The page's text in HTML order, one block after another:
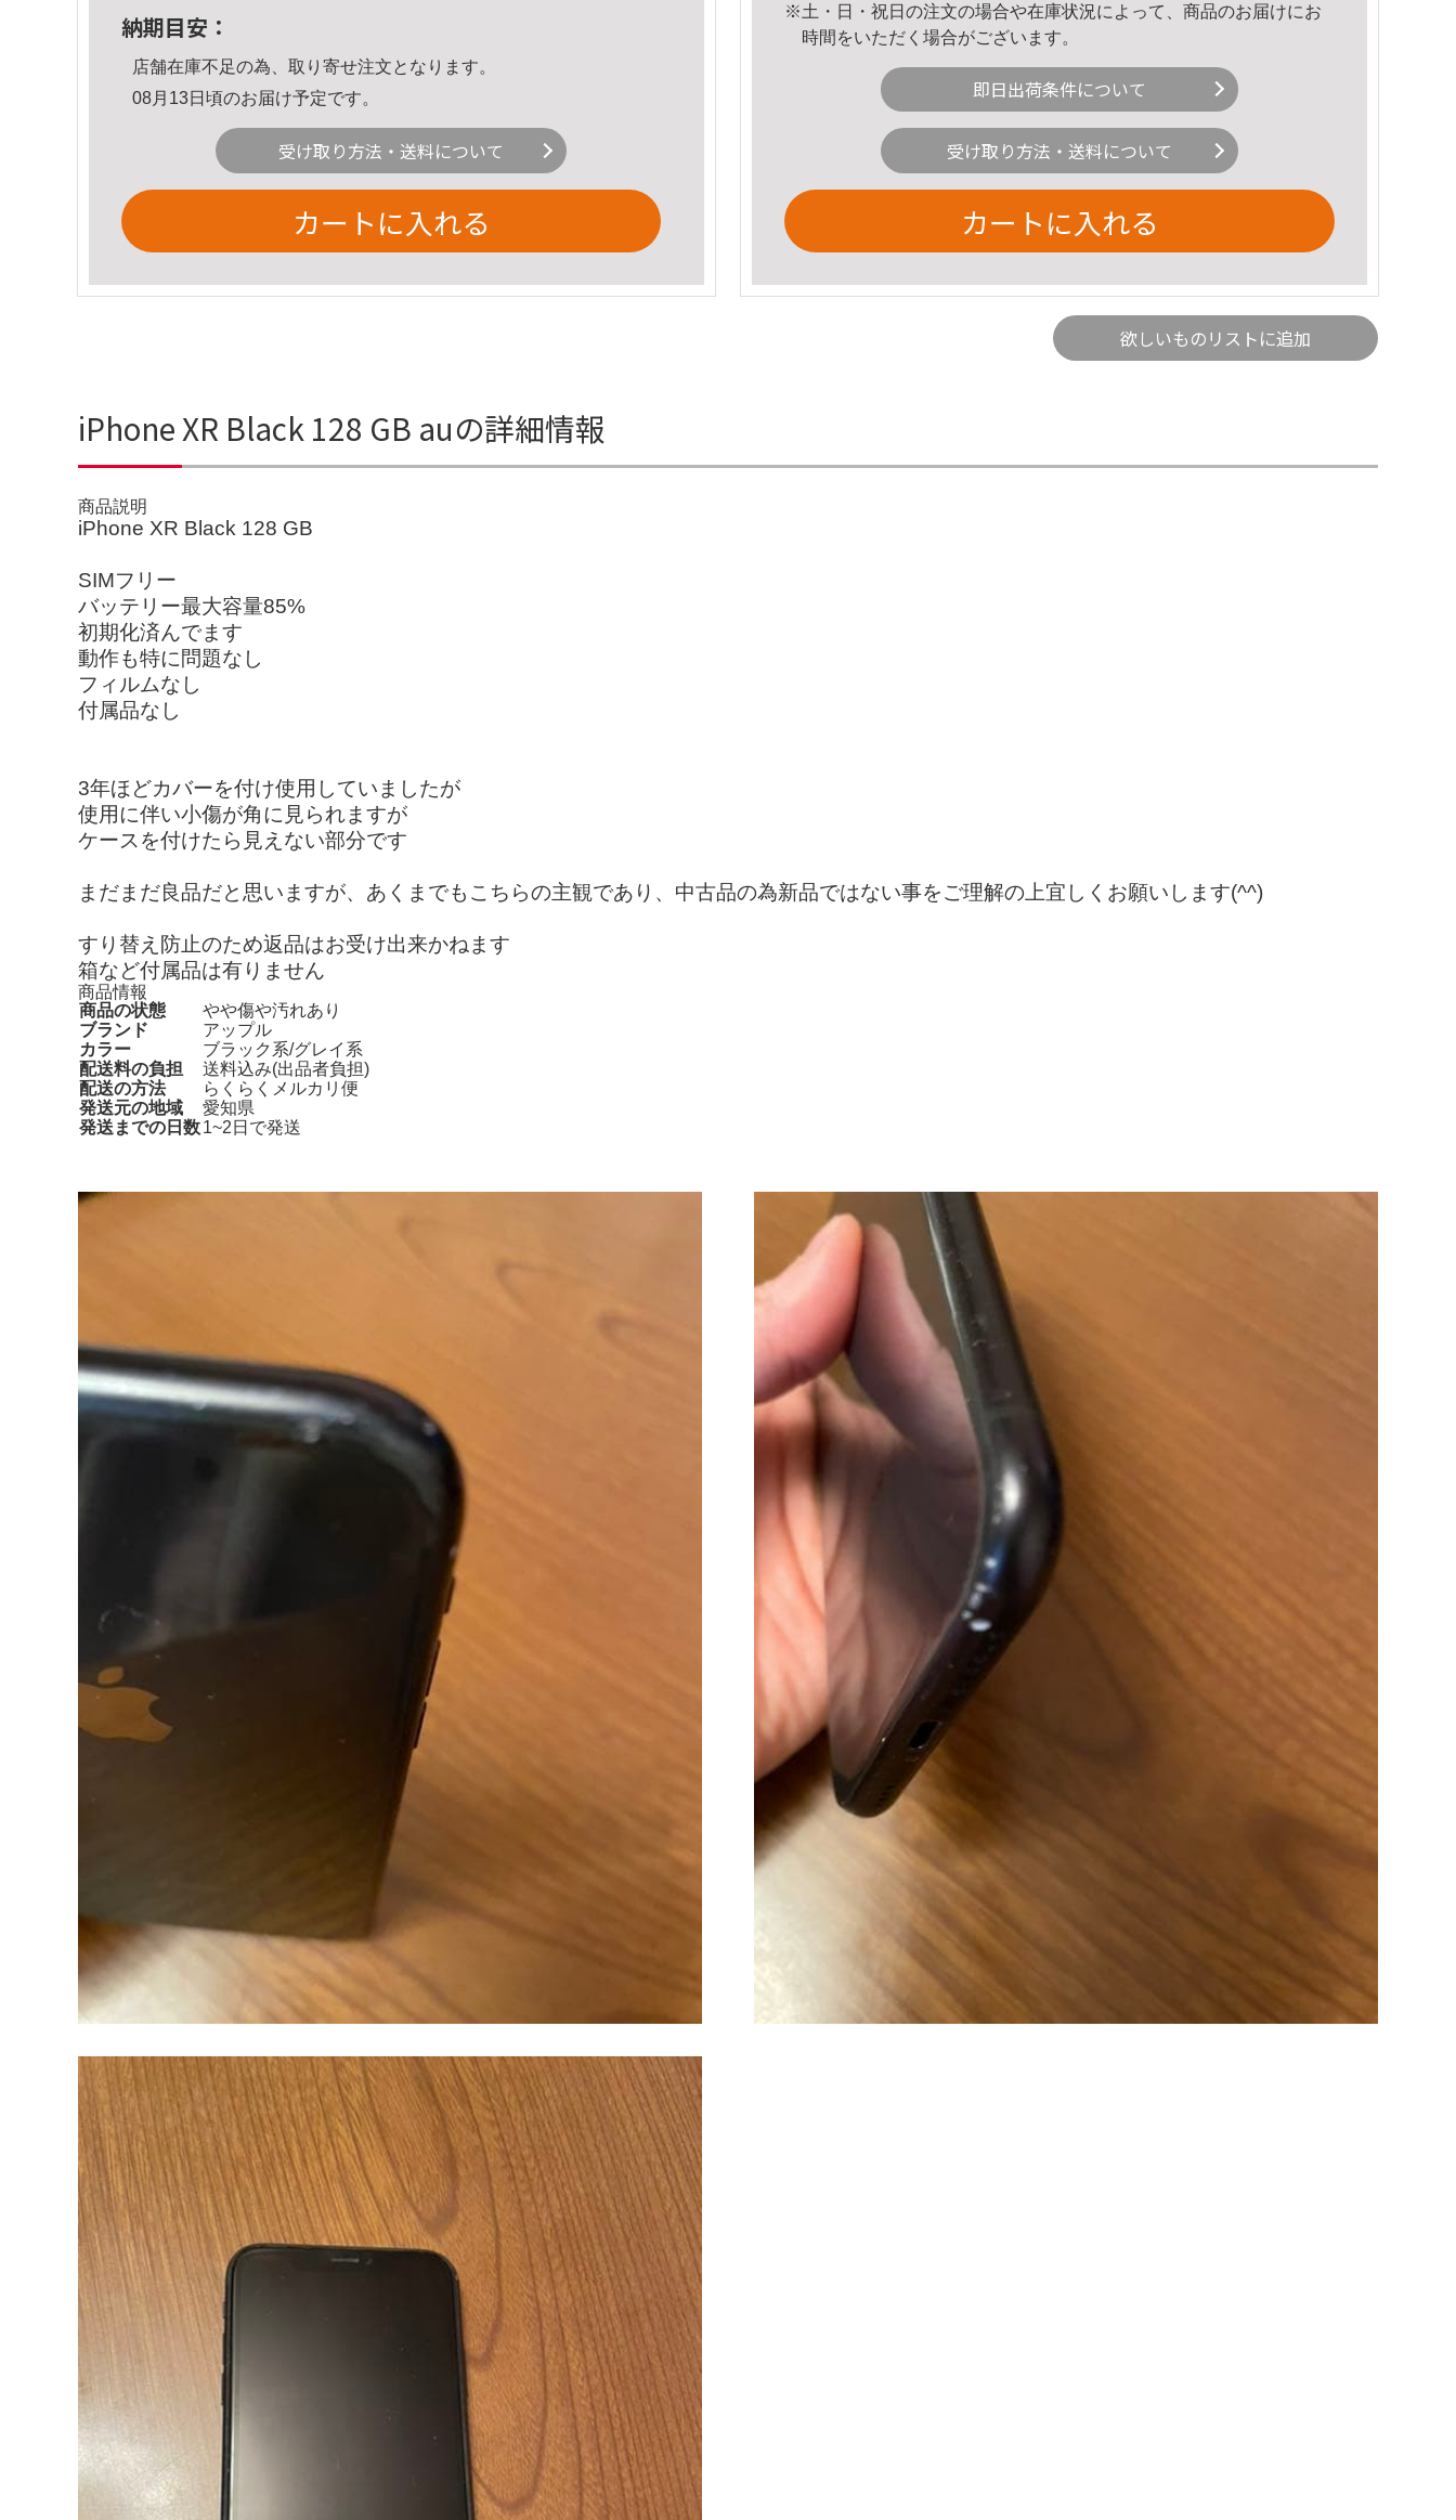
納期目安：
店舗在庫不足の為、取り寄せ注文となります。
08月13日頃のお届け予定です。
受け取り方法・送料について
カートに入れる
※土・日・祝日の注文の場合や在庫状況によって、商品のお届けにお
時間をいただく場合がございます。
即日出荷条件について
受け取り方法・送料について
カートに入れる
欲しいものリストに追加
iPhone XR Black 128 GB auの詳細情報
商品説明
iPhone XR Black 128 GB
SIMフリー
バッテリー最大容量85%
初期化済んでます
動作も特に問題なし
フィルムなし
付属品なし
3年ほどカバーを付け使用していましたが
使用に伴い小傷が角に見られますが
ケースを付けたら見えない部分です
まだまだ良品だと思いますが、あくまでもこちらの主観であり、中古品の為新品ではない事をご理解の上宜しくお願いします(^^)
すり替え防止のため返品はお受け出来かねます
箱など付属品は有りません
商品情報
商品の状態
やや傷や汚れあり
ブランド
アップル
カラー
ブラック系/グレイ系
配送料の負担
送料込み(出品者負担)
配送の方法
らくらくメルカリ便
発送元の地域
愛知県
発送までの日数1~2日で発送